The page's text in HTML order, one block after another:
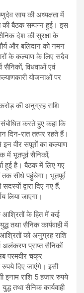
साय की अध्यक्षता में
की बैठक सम्पन्न हुई। इस
देश की सुरक्षा के
और बलिदान को नमन
के कल्याण के लिए सदैव
सैनिकों, विधवाओं एवं
योजनाओं पर
करते हुए कहा कि
दिन-रात तत्पर रहते हैं।
इन वीर सपूतों का कल्याण
में भूतपूर्व सैनिकों,
हुई है। बैठक में लिए गए
तक सीधे पहुंचेगा। भूतपूर्व
द्वारा दिए गए हैं,
लिया जाएगा।
आश्रितों के हित में कई
तथा सैनिक कार्यवाही में
को अनुग्रह राशि
अलंकरण प्राप्त सैनिकों
परमवीर चक्र
दिए जाएंगे। इसी
इनाम राशि 5 हजार रुपये
तथा सैनिक कार्यवाही